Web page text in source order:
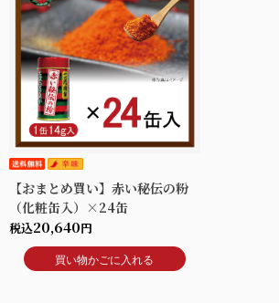
【おまとめ買い】赤い秘伝の粉
（化粧缶入）×24缶
税込20,640円
買い物かごに入れる